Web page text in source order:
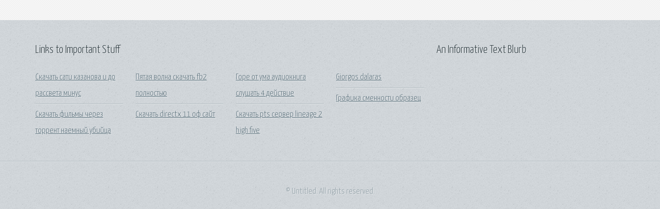
Links to Important Stuff
Скачать сати казанова и до
рассвета минус
Скачать фильмы через
торрент наемный убийца
Пятая волна скачать fb2
полностью
Скачать directx 11 оф сайт
Горе от ума аудиокнига
слушать 4 действие
Скачать pts сервер lineage 2
high five
Giorgos dalaras
Графика сменности образец
An Informative Text Blurb
© Untitled. All rights reserved.